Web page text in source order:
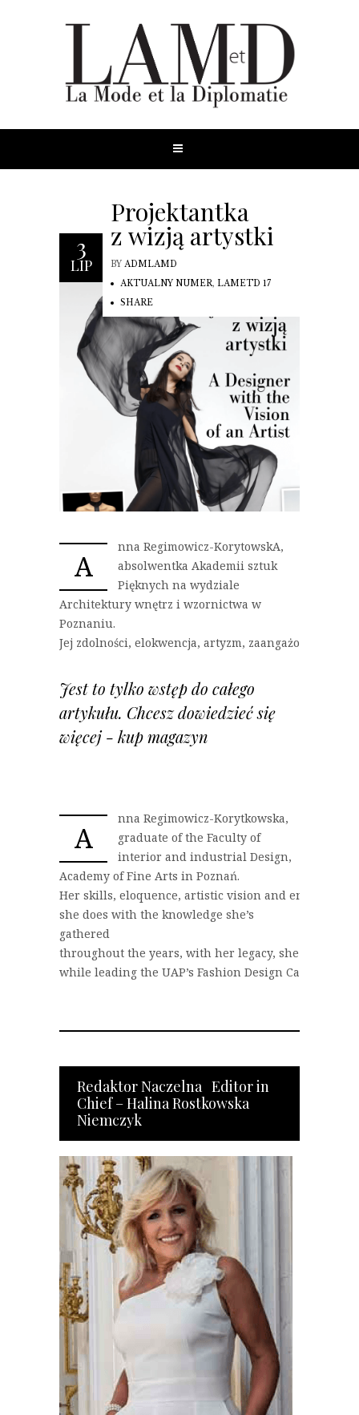
3
LIP
Projektantka
z wizją artystki
BY ADMLAMD
AKTUALNY NUMER, LAMETD 17
SHARE
A
nna Regimowicz-KorytowskA,
absolwentka Akademii sztuk
Pięknych na wydziale
Architektury wnętrz i wzornictwa w
Poznaniu.
Jej zdolności, elokwencja, artyzm, zaangażowanie
Jest to tylko wstęp do całego
artykułu. Chcesz dowiedzieć się
więcej - kup magazyn
A
nna Regimowicz-Korytkowska,
graduate of the Faculty of
interior and industrial Design,
Academy of Fine Arts in Poznań.
Her skills, eloquence, artistic vision and
she does with the knowledge she’s
gathered
throughout the years, with her legacy, she
while leading the UAP’s Fashion Design Cathedral
Redaktor Naczelna Editor in
Chief – Halina Rostkowska
Niemczyk